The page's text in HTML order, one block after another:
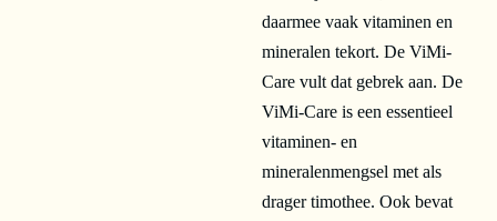
daarmee vaak vitaminen en
mineralen tekort. De ViMi-
Care vult dat gebrek aan. De
ViMi-Care is een essentieel
vitaminen- en
mineralenmengsel met als
drager timothee. Ook bevat